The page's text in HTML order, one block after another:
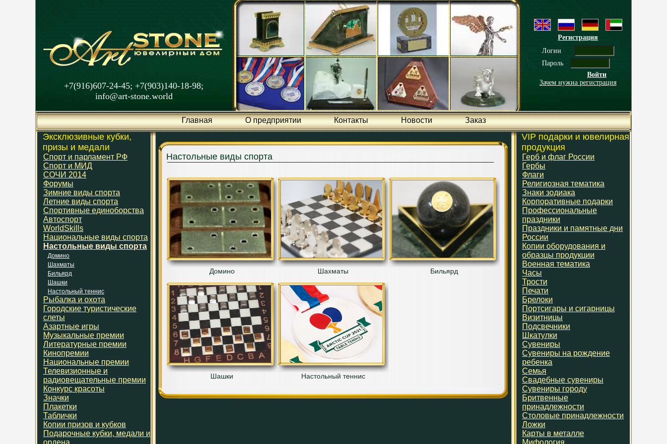
Регистрация
Логин
Пароль
Войти
Зачем нужна регистрация
+7(916)607-24-45; +7(903)140-18-98;
info@art-stone.world
Главная О предприятии Контакты Новости Заказ
Эксклюзивные кубки,
призы и медали
Спорт и парламент РФ
Спорт и МИД
СОЧИ 2014
Форумы
Зимние виды спорта
Летние виды спорта
Спортивные единоборства
Автоспорт
WorldSkills
Национальные виды спорта
Настольные виды спорта
Домино
Шахматы
Бильярд
Шашки
Настольный теннис
Рыбалка и охота
Городские туристические
слеты
Азартные игры
Музыкальные премии
Литературные премии
Кинопремии
Национальные премии
Телевизионные и
радиовещательные премии
Конкурс красоты
Значки
Плакетки
Таблички
Копии призов и кубков
Подарочные кубки, медали и
ордена
Настольные виды спорта
Домино Шахматы Бильярд
Шашки Настольный теннис
VIP подарки и ювелирная
продукция
Герб и флаг России
Гербы
Флаги
Религиозная тематика
Знаки зодиака
Корпоративные подарки
Профессиональные
праздники
Праздники и памятные дни
России
Копии оборудования и
образцы продукции
Военная тематика
Часы
Трости
Печати
Брелоки
Портсигары и сигарницы
Визитницы
Подсвечники
Шкатулки
Сувениры
Сувениры на рождение
ребенка
Семья
Свадебные сувениры
Сувениры городу
Бритвенные
принадлежности
Столовые принадлежности
Ложки
Карты в металле
Мифология